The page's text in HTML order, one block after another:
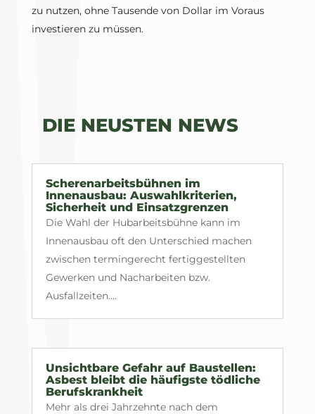
zu nutzen, ohne Tausende von Dollar im Voraus
investieren zu müssen.
DIE NEUSTEN NEWS
Scherenarbeitsbühnen im
Innenausbau: Auswahlkriterien,
Sicherheit und Einsatzgrenzen
Die Wahl der Hubarbeitsbühne kann im
Innenausbau oft den Unterschied machen
zwischen termingerecht fertiggestellten
Gewerken und Nacharbeiten bzw.
Ausfallzeiten....
Unsichtbare Gefahr auf Baustellen:
Asbest bleibt die häufigste tödliche
Berufskrankheit
Mehr als drei Jahrzehnte nach dem